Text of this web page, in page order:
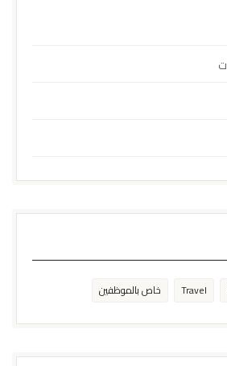
Travel خاص بالموظفين